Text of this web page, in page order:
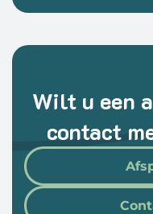
Wilt u een
contact